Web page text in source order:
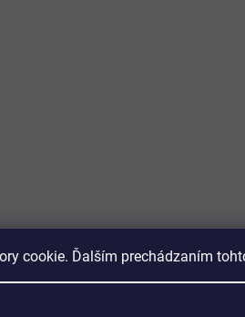
cookie. Ďalším prechádzaním